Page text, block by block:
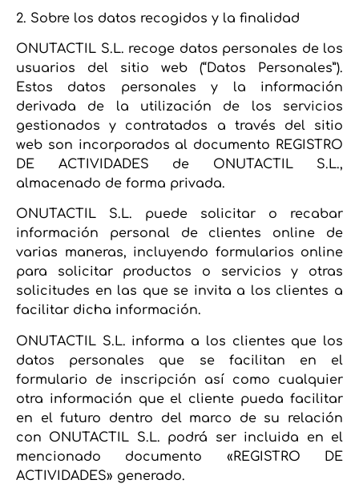
2. Sobre los datos recogidos y la finalidad
ONUTACTIL S.L. recoge datos personales de los
usuarios del sitio web (“Datos Personales”).
Estos datos personales y la información
derivada de la utilización de los servicios
gestionados y contratados a través del sitio
web son incorporados al documento REGISTRO
DE ACTIVIDADES de ONUTACTIL S.L.,
almacenado de forma privada.
ONUTACTIL S.L. puede solicitar o recabar
información personal de clientes online de
varias maneras, incluyendo formularios online
para solicitar productos o servicios y otras
solicitudes en las que se invita a los clientes a
facilitar dicha información.
ONUTACTIL S.L. informa a los clientes que los
datos personales que se facilitan en el
formulario de inscripción así como cualquier
otra información que el cliente pueda facilitar
en el futuro dentro del marco de su relación
con ONUTACTIL S.L. podrá ser incluida en el
mencionado documento «REGISTRO DE
ACTIVIDADES» generado.